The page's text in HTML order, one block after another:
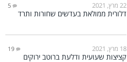
22 מרץ, 2021 5
דלורית ממולאת בעדשים שחורות ותרד
18 מרץ, 2021 19
קציצות שעועית ודלעת ברוטב ירוקים